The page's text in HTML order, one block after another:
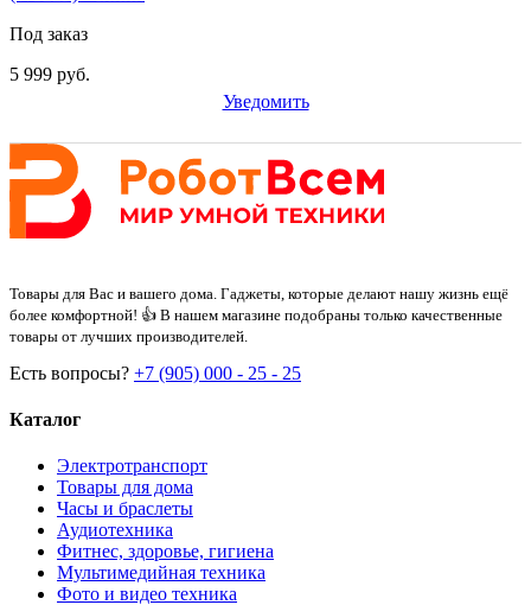
Под заказ
5 999 руб.
Уведомить
Товары для Вас и вашего дома. Гаджеты, которые делают нашу жизнь ещё
более комфортной! 👍 В нашем магазине подобраны только качественные
товары от лучших производителей.
Есть вопросы? +7 (905) 000 - 25 - 25
Каталог
Электротранспорт
Товары для дома
Часы и браслеты
Аудиотехника
Фитнес, здоровье, гигиена
Мультимедийная техника
Фото и видео техника